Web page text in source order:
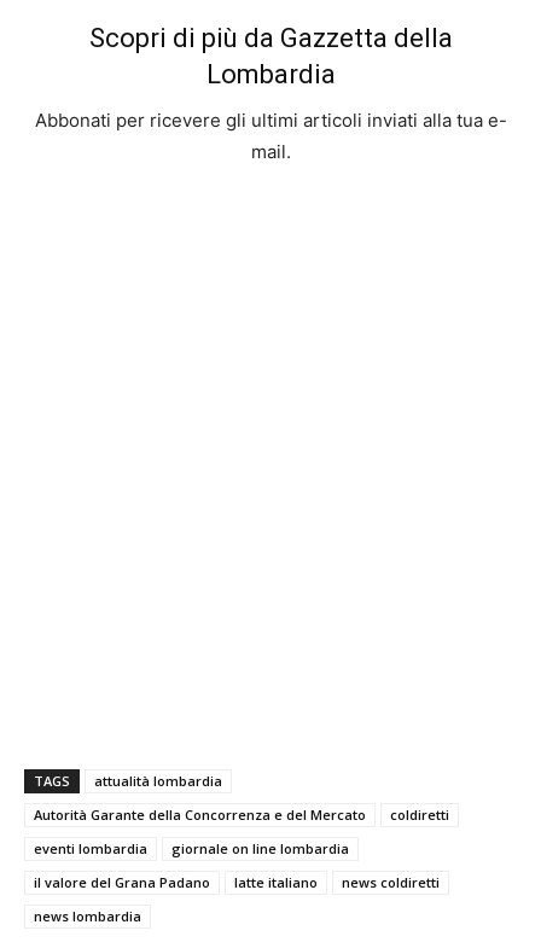
Scopri di più da Gazzetta della
Lombardia
Abbonati per ricevere gli ultimi articoli inviati alla tua e-
mail.
TAGS
attualità lombardia
Autorità Garante della Concorrenza e del Mercato
coldiretti
eventi lombardia
giornale on line lombardia
il valore del Grana Padano
latte italiano
news coldiretti
news lombardia